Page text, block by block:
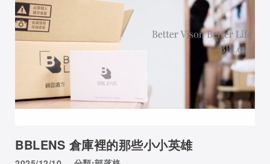
BBLENS 倉庫裡的那些小小英雄